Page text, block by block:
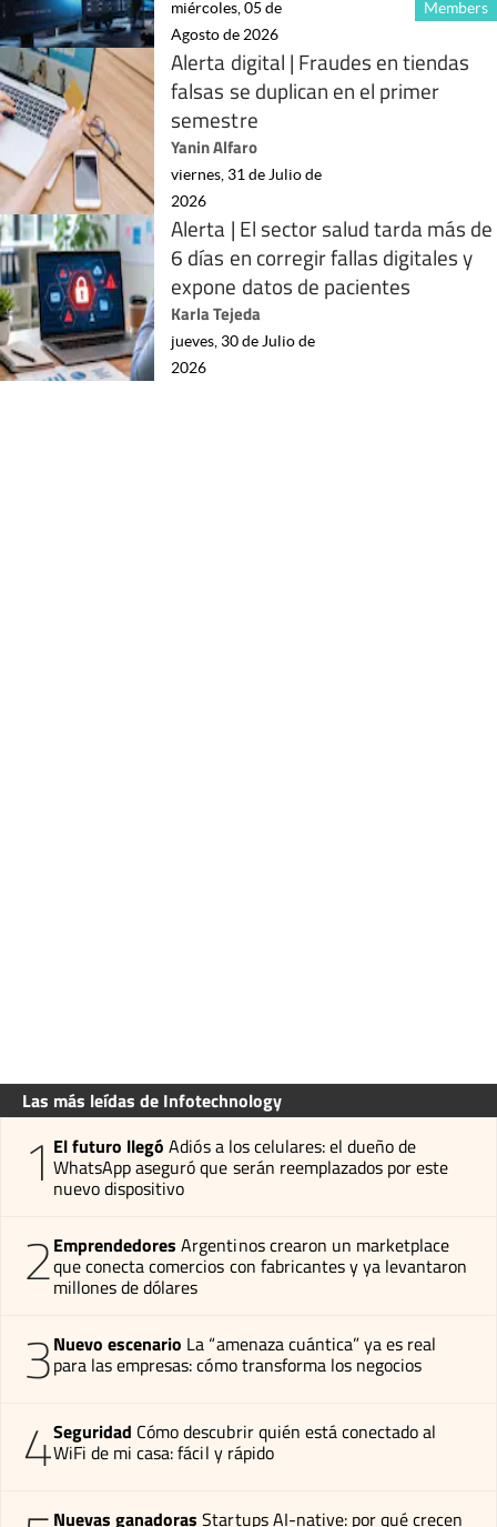
Members
miércoles, 05 de
Agosto de 2026
Alerta digital | Fraudes en tiendas
falsas se duplican en el primer
semestre
Yanin Alfaro
viernes, 31 de Julio de
2026
Alerta | El sector salud tarda más de
6 días en corregir fallas digitales y
expone datos de pacientes
Karla Tejeda
jueves, 30 de Julio de
2026
Las más leídas de Infotechnology
1 El futuro llegó Adiós a los celulares: el dueño de
WhatsApp aseguró que serán reemplazados por este
nuevo dispositivo
2Emprendedores Argentinos crearon un marketplace
que conecta comercios con fabricantes y ya levantaron
millones de dólares
3Nuevo escenario La “amenaza cuántica” ya es real
para las empresas: cómo transforma los negocios
4Seguridad Cómo descubrir quién está conectado al
WiFi de mi casa: fácil y rápido
Nuevas ganadoras Startups AI-native: por qué crecen